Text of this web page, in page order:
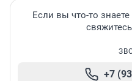
Если вы что-то
+7